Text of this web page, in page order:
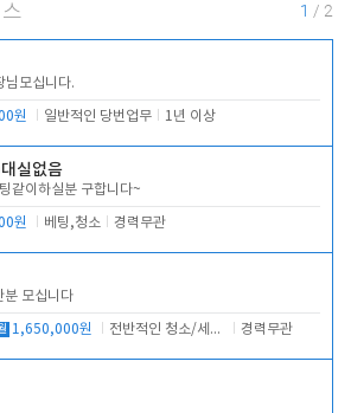
1 / 2
님모십니다.
원 일반적인 당번업무 1년 이상
실없음
같이하실분 구합니다~
원 베팅,청소 경력무관
분 모십니다
1,650,000원 전반적인 청소/세탁업무 경력무관